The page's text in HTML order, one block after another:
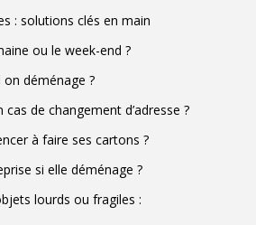
: solutions clés en main
ou le week-end ?
on déménage ?
de changement d’adresse ?
à faire ses cartons ?
si elle déménage ?
lourds ou fragiles :